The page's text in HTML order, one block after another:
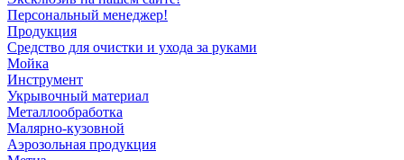
Персональный менеджер!
Продукция
Средство для очистки и ухода за руками
Мойка
Инструмент
Укрывочный материал
Металлообработка
Малярно-кузовной
Аэрозольная продукция